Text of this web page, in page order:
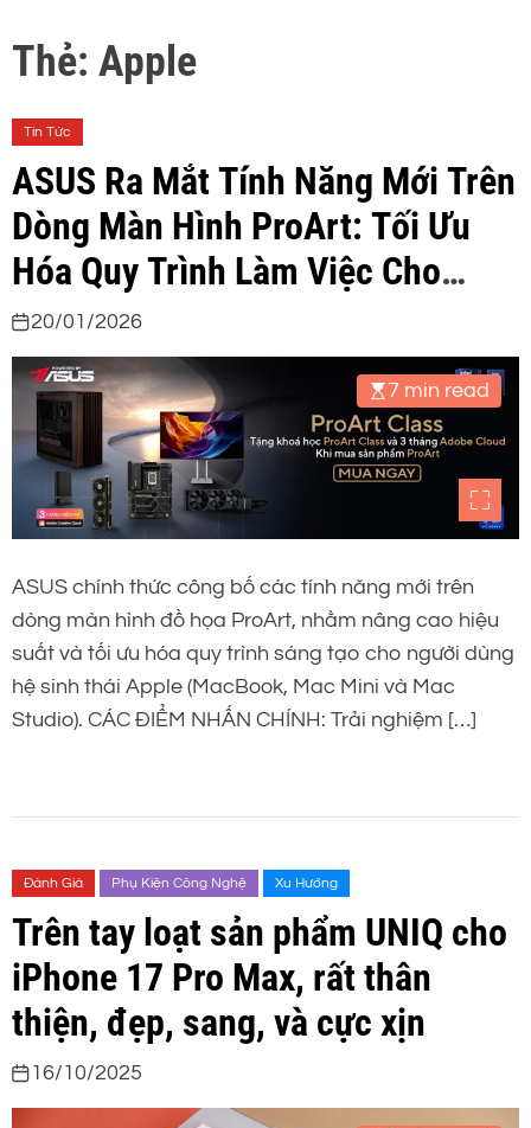
Thẻ: Apple
Tin Tức
ASUS Ra Mắt Tính Năng Mới Trên
Dòng Màn Hình ProArt: Tối Ưu
Hóa Quy Trình Làm Việc Cho
Người Dùng Mac
20/01/2026
7 min read
ASUS chính thức công bố các tính năng mới trên
dòng màn hình đồ họa ProArt, nhằm nâng cao hiệu
suất và tối ưu hóa quy trình sáng tạo cho người dùng
hệ sinh thái Apple (MacBook, Mac Mini và Mac
Studio). CÁC ĐIỂM NHẤN CHÍNH: Trải nghiệm […]
Đánh Giá Phụ Kiện Công Nghệ Xu Hướng
Trên tay loạt sản phẩm UNIQ cho
iPhone 17 Pro Max, rất thân
thiện, đẹp, sang, và cực xịn
16/10/2025